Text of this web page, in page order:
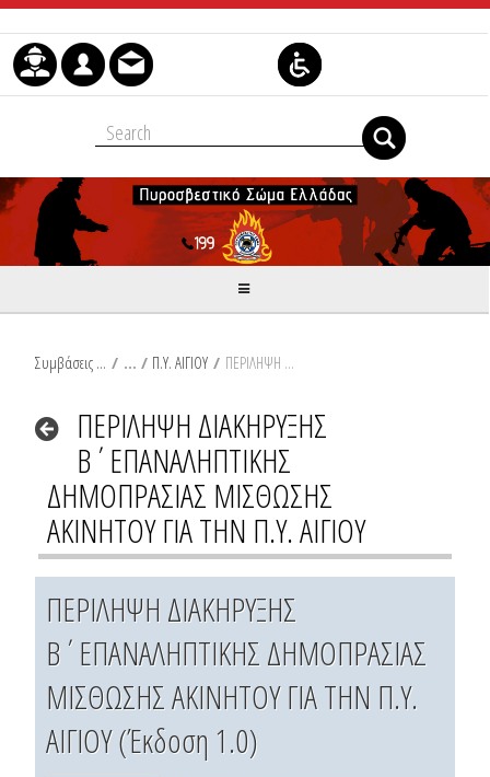
Μετάβαση στο περιεχόμενο
Συμβάσεις Διαβουλεύσεις Διαγωνισμοί / Π.Υ. ΑΙΓΙΟΥ / ΠΕΡΙΛΗΨΗ ΔΙΑΚΗΡΥΞΗΣ Β΄ΕΠΑΝΑΛΗΠΤΙΚΗΣ ΔΗΜΟΠΡΑΣΙΑΣ ΜΙΣΘΩΣΗΣ ΑΚΙΝΗΤΟΥ ΓΙΑ ΤΗΝ Π.Υ. ΑΙΓΙΟΥ
ΠΕΡΙΛΗΨΗ ΔΙΑΚΗΡΥΞΗΣ
Β΄ΕΠΑΝΑΛΗΠΤΙΚΗΣ
ΔΗΜΟΠΡΑΣΙΑΣ ΜΙΣΘΩΣΗΣ
ΑΚΙΝΗΤΟΥ ΓΙΑ ΤΗΝ Π.Υ. ΑΙΓΙΟΥ
ΠΕΡΙΛΗΨΗ ΔΙΑΚΗΡΥΞΗΣ
Β΄ΕΠΑΝΑΛΗΠΤΙΚΗΣ ΔΗΜΟΠΡΑΣΙΑΣ
ΜΙΣΘΩΣΗΣ ΑΚΙΝΗΤΟΥ ΓΙΑ ΤΗΝ Π.Υ.
ΑΙΓΙΟΥ (Έκδοση 1.0)